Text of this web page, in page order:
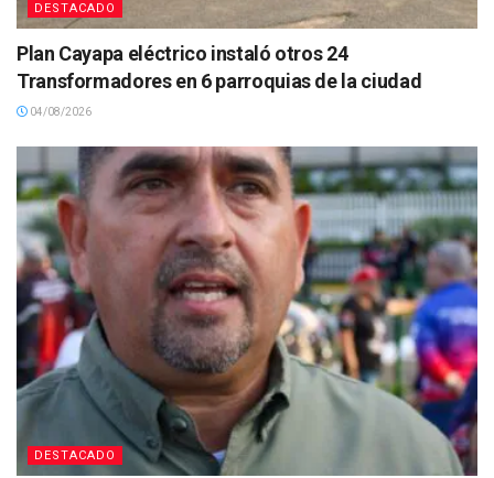
DESTACADO
Plan Cayapa eléctrico instaló otros 24
Transformadores en 6 parroquias de la ciudad
04/08/2026
DESTACADO